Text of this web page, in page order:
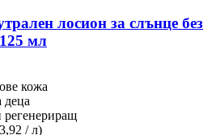
лосион за слънце без
мл
кожа
деца
/ л)